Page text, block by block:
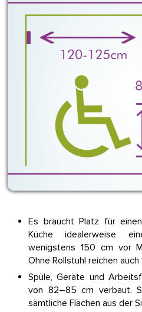
Es braucht Platz für
Küche idealerweise
wenigstens 150 cm vor
Ohne Rollstuhl reichen auch
Spüle, Geräte und
von 82–85 cm verbaut.
sämtliche Flächen aus der